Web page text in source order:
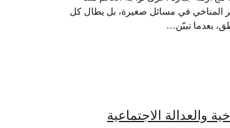
المناخي في مسائل صغيرة، بل يطال كل
بعدما تبيّن…
والعدالة الاجتماعية